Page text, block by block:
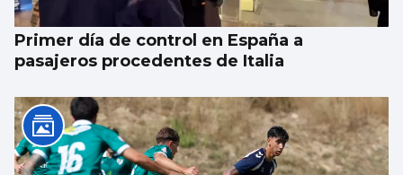
Primer día de control en España a
pasajeros procedentes de Italia